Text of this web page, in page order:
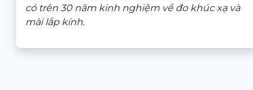
có trên 30 năm kinh nghiệm về đo khúc xạ và
mài lắp kính.